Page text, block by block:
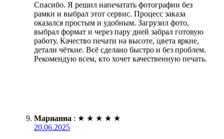
Спасибо. Я решил напечатать фотографии без
рамки и выбрал этот сервис. Процесс заказа
оказался простым и удобным. Загрузил фото,
выбрал формат и через пару дней забрал готовую
работу. Качество печати на высоте, цвета яркие,
детали чёткие. Всё сделано быстро и без проблем.
Рекомендую всем, кто хочет качественную печать.
Марианна : ★ ★ ★ ★ ★
20.06.2025